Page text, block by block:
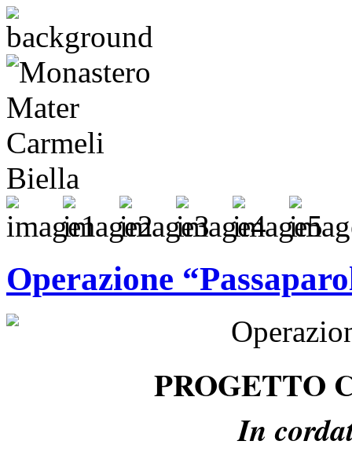
Operazione
PROGETTO
In